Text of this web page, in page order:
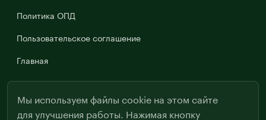
Политика ОПД
Пользовательское соглашение
Главная
Мы используем файлы cookie на этом сайте
для улучшения работы. Нажимая кнопку